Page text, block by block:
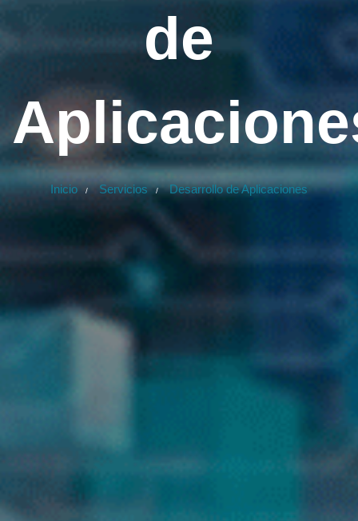
de
Inicio / Servicios / Desarrollo de Aplicaciones